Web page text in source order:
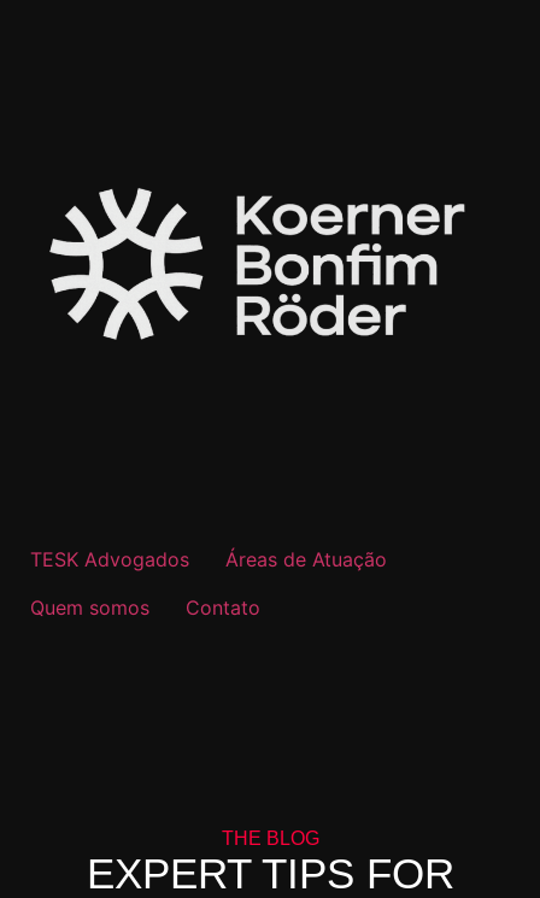
TESK Advogados
Áreas de Atuação
Quem somos
Contato
THE BLOG
EXPERT TIPS FOR